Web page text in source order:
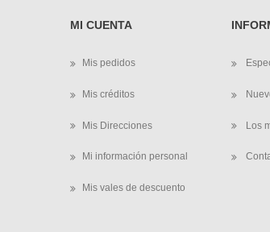
MI CUENTA
Mis pedidos
Mis créditos
Mis Direcciones
Mi información personal
Mis vales de descuento
Los